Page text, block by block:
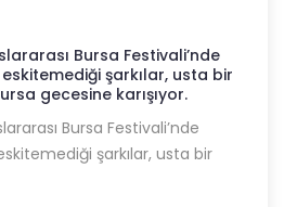
Bursa Festivali’nde
eskitemediği şarkılar, usta bir
gecesine karışıyor.
Bursa Festivali’nde
şarkılar, usta bir